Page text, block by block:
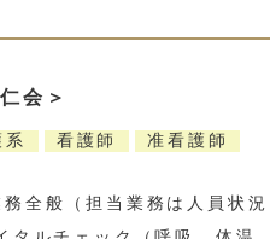
会＞
系 看護師
准看護師
全般（担当業務は人員状況